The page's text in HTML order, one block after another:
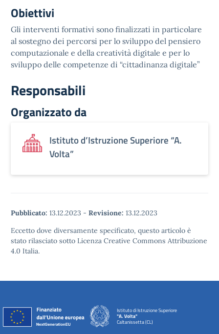
Obiettivi
Gli interventi formativi sono finalizzati in particolare
al sostegno dei percorsi per lo sviluppo del pensiero
computazionale e della creatività digitale e per lo
sviluppo delle competenze di “cittadinanza digitale”
Responsabili
Organizzato da
Istituto d’Istruzione Superiore “A.
Volta”
Pubblicato: 13.12.2023 - Revisione: 13.12.2023
Eccetto dove diversamente specificato, questo articolo è
stato rilasciato sotto Licenza Creative Commons Attribuzione
4.0 Italia.
Istituto di Istruzione Superiore
"A. Volta"
Caltanissetta (CL)